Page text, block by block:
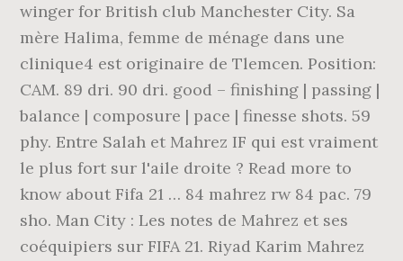
winger for British club Manchester City. Sa
mère Halima, femme de ménage dans une
clinique4 est originaire de Tlemcen. Position:
CAM. 89 dri. 90 dri. good – finishing | passing |
balance | composure | pace | finesse shots. 59
phy. Entre Salah et Mahrez IF qui est vraiment
le plus fort sur l'aile droite ? Read more to
know about Fifa 21 … 84 mahrez rw 84 pac. 79
sho. Man City : Les notes de Mahrez et ses
coéquipiers sur FIFA 21. Riyad Karim Mahrez